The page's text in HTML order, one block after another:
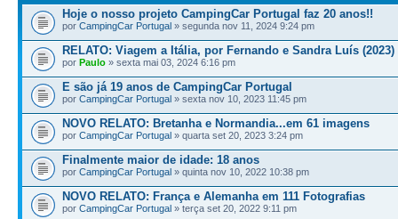
Hoje o nosso projeto CampingCar Portugal faz 20 anos!!
por CampingCar Portugal » segunda nov 11, 2024 9:24 pm
RELATO: Viagem a Itália, por Fernando e Sandra Luís (2023)
por Paulo » sexta mai 03, 2024 6:16 pm
E são já 19 anos de CampingCar Portugal
por CampingCar Portugal » sexta nov 10, 2023 11:45 pm
NOVO RELATO: Bretanha e Normandia...em 61 imagens
por CampingCar Portugal » quarta set 20, 2023 3:24 pm
Finalmente maior de idade: 18 anos
por CampingCar Portugal » quinta nov 10, 2022 10:38 pm
NOVO RELATO: França e Alemanha em 111 Fotografias
por CampingCar Portugal » terça set 20, 2022 9:11 pm